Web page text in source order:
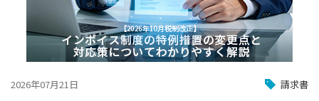
2026年07月21日 請求書